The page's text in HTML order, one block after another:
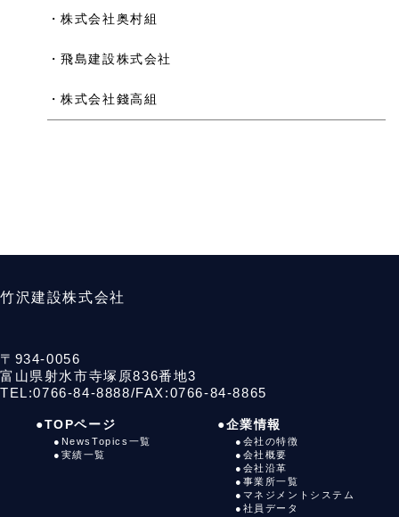
・株式会社奥村組
・飛島建設株式会社
・株式会社錢高組
竹沢建設株式会社
〒934-0056
富山県射水市寺塚原836番地3
TEL:0766-84-8888/FAX:0766-84-8865
●TOPページ
●NewsTopics一覧
●実績一覧
●企業情報
●会社の特徴
●会社概要
●会社沿革
●事業所一覧
●マネジメントシステム
●社員データ